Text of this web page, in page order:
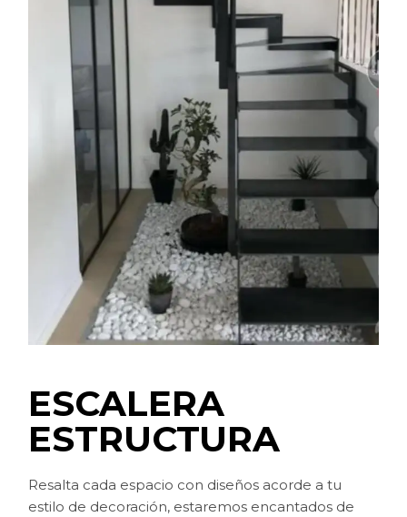
ESCALERA
ESTRUCTURA
Resalta cada espacio con diseños acorde a tu
estilo de decoración, estaremos encantados de